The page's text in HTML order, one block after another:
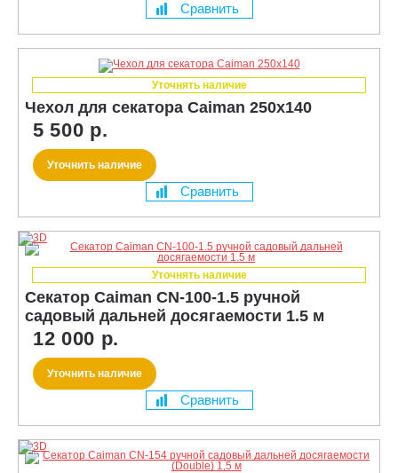
Сравнить
Уточнять наличие
Чехол для секатора Caiman 250x140
5 500 р.
Уточнить наличие
Сравнить
Уточнять наличие
Секатор Caiman CN-100-1.5 ручной
садовый дальней досягаемости 1.5 м
12 000 р.
Уточнить наличие
Сравнить